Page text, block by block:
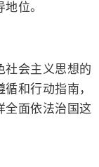
位。
社会主义思想的
和行动指南，
全面依法治国这